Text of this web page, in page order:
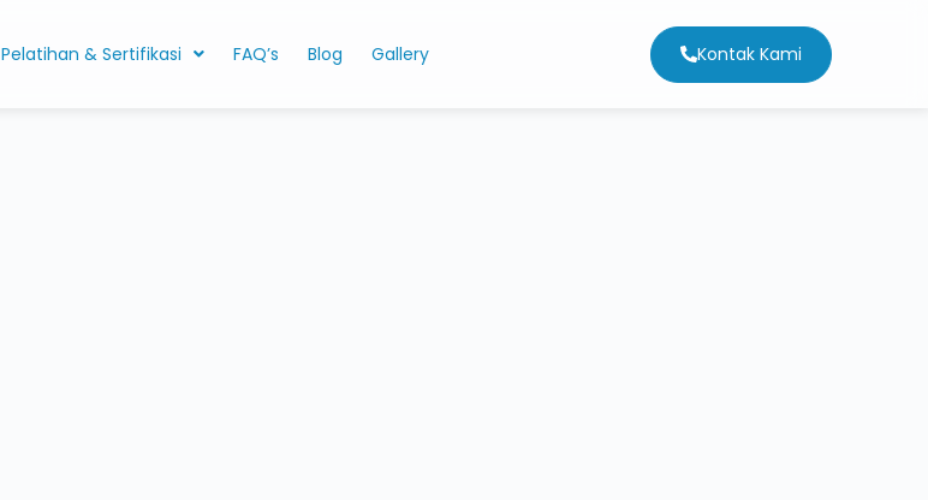
Pelatihan & Sertifikasi FAQ’s Blog Gallery Kontak Kami